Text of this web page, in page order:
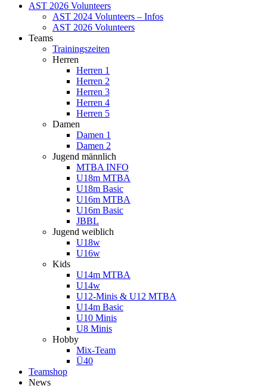
AST 2026 Volunteers
AST 2024 Volunteers – Infos
AST 2026 Volunteers
Teams
Trainingszeiten
Herren
Herren 1
Herren 2
Herren 3
Herren 4
Herren 5
Damen
Damen 1
Damen 2
Jugend männlich
MTBA INFO
U18m MTBA
U18m Basic
U16m MTBA
U16m Basic
JBBL
Jugend weiblich
U18w
U16w
Kids
U14m MTBA
U14w
U12-Minis & U12 MTBA
U14m Basic
U10 Minis
U8 Minis
Hobby
Mix-Team
Ü40
Teamshop
News